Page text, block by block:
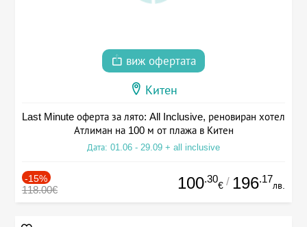
виж офертата
Китен
Last Minute оферта за лято: All Inclusive, реновиран хотел
Атлиман на 100 м от плажа в Китен
Дата: 01.06 - 29.09 + all inclusive
-15%
118.00€ 100.30
€ / 196.17
лв.